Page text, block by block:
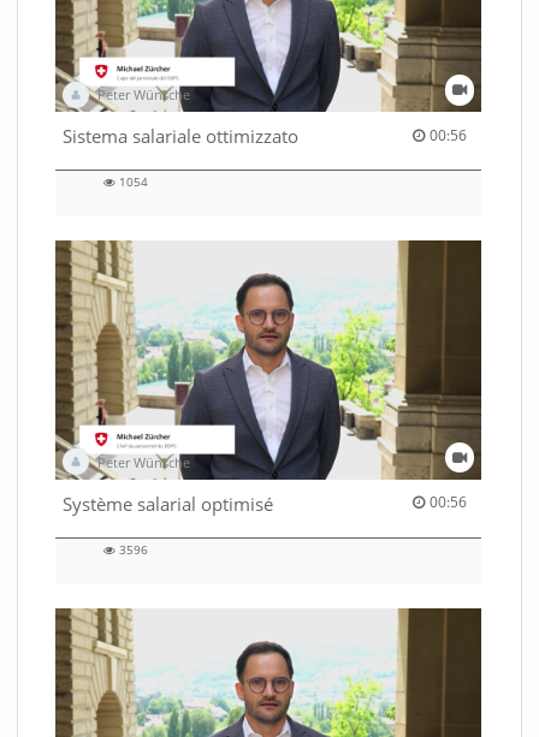
Peter Wünsche
Sistema salariale ottimizzato 00:56
00:56 duration
1054
Peter Wünsche
Système salarial optimisé 00:56
00:56 duration
3596